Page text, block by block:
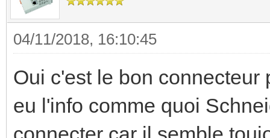
04/11/2018, 16:10:45
Oui c'est le bon connecteur
eu l'info comme quoi